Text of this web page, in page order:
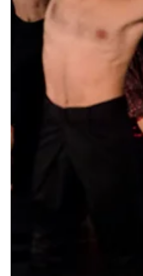
Bolsonaro (o 04), para
Com a polêmica em que se envolveu
conhecido como o filho nº 04 do
um nome ainda estranho...